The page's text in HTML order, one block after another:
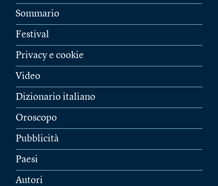
Sommario
Festival
Privacy e cookie
Video
Dizionario italiano
Oroscopo
Pubblicità
Paesi
Autori